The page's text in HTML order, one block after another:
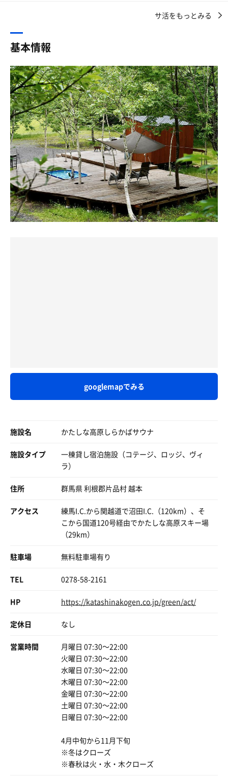
サンダル バスタオルはレンタルの必要あるがポンチョやタ
裸足でウッドデッキ気持ちいいからサンダルなしで問題な
そしてカップが渡され水風呂に注ぎ込まれる天然水を飲む
ことが出来る！コレはポイント高い◎
片品村の水は尾瀬の湧水として名水百選にも選ばれている
👀汲んで帰った😁
冷たくておいしい☺️そして水風呂としてはキリッと冷た
い！サいこうである😁
水風呂からの景色もサいこうでとても気持ちいい🤤
ウッドデッキをうまく作って山々を臨む絶景のサウナエリ
アになっている👍
脇道の交通量は少ないとは言え現実から切り離された空間
にした方が良いとは思うので ここには目隠しで木とかある
と尚いいかな？
サ室は屋根に傾斜をつけ熱が降りてくるよう設計されてい
→シャワーなしなのでお風呂入りにもう一軒🚗💨
そんなタイミングで訪れたのが、かたしな高原のしらかば
そこには、唯一無二のととのいがあった。
誤解を恐れず言えば、前述したようなサウナ施設はセット
を重ねることで身体を反応させ自らの状態を「ととのい」
に引き上げる装置である。
しらかばサウナはそうではなかった。
標高1000mを越えるスキー場の中腹にあるこの施設でのと
とのいへの移行はとてもナチュラルだった。
しっかり熱いサウナでは、白樺アロマでのロウリュを楽し
みながら、大開口の窓から山々を望む。
水風呂は湧き水掛け流し。入水しながら浴びながら飲め
る、しきじスタイルの最高に贅沢な体験。
そして極めつけはととのいスペース。焚き火の前で、イン
フィニティチェアに座り、川のせせらぎや虫の声や聞きな
がら、風を感じ、木々の合間から満天の星々を見上げる。
窓は網入れではなく、サウナ周りは不燃材でしたがヒータ
にゴムのカバーがついてました。
水風呂は簡易的なプールみたいな感じです。天然水で冷た
くて気持ち良い。シャワーは無しですが、手洗い場ありま
した。ととのい椅子はColemanの例のやつ。6個ありまし
た。2個ずつ場所が違く、トレーラーハウス後ろのタープ
の下2席、トレーラーハウスの前、トレーラーハウスの右
前。
トレーラーハウスの右前がマウンテンビューエリアで山々
を見ることができ絶景でした。
ロウリュも出来ます。アロマもついてます。薪ももらえて
焚き火見ながら整えます。
下にコテージがありましたが上からだと見えず、子供の声
も聞こえず、川のせせらぎと鳥の鳴き声と木々の囁きに癒
されました。
素晴らしいマウンテンビューで、誰にも邪魔されずにとと
サ活をもっとみる
基本情報
googlemapでみる
施設名 かたしな高原しらかばサウナ
施設タイプ
一棟貸し宿泊施設（コテージ、ロッジ、ヴィ
ラ）
住所 群馬県 利根郡片品村 越本
アクセス
練馬I.C.から関越道で沼田I.C.（120km）、そ
こから国道120号経由でかたしな高原スキー場
（29km）
駐車場 無料駐車場有り
TEL 0278-58-2161
HP https://katashinakogen.co.jp/green/act/
定休日 なし
営業時間
月曜日 07:30〜22:00
火曜日 07:30〜22:00
水曜日 07:30〜22:00
木曜日 07:30〜22:00
金曜日 07:30〜22:00
土曜日 07:30〜22:00
日曜日 07:30〜22:00
4月中旬から11月下旬
※冬はクローズ
※春秋は火・水・木クローズ